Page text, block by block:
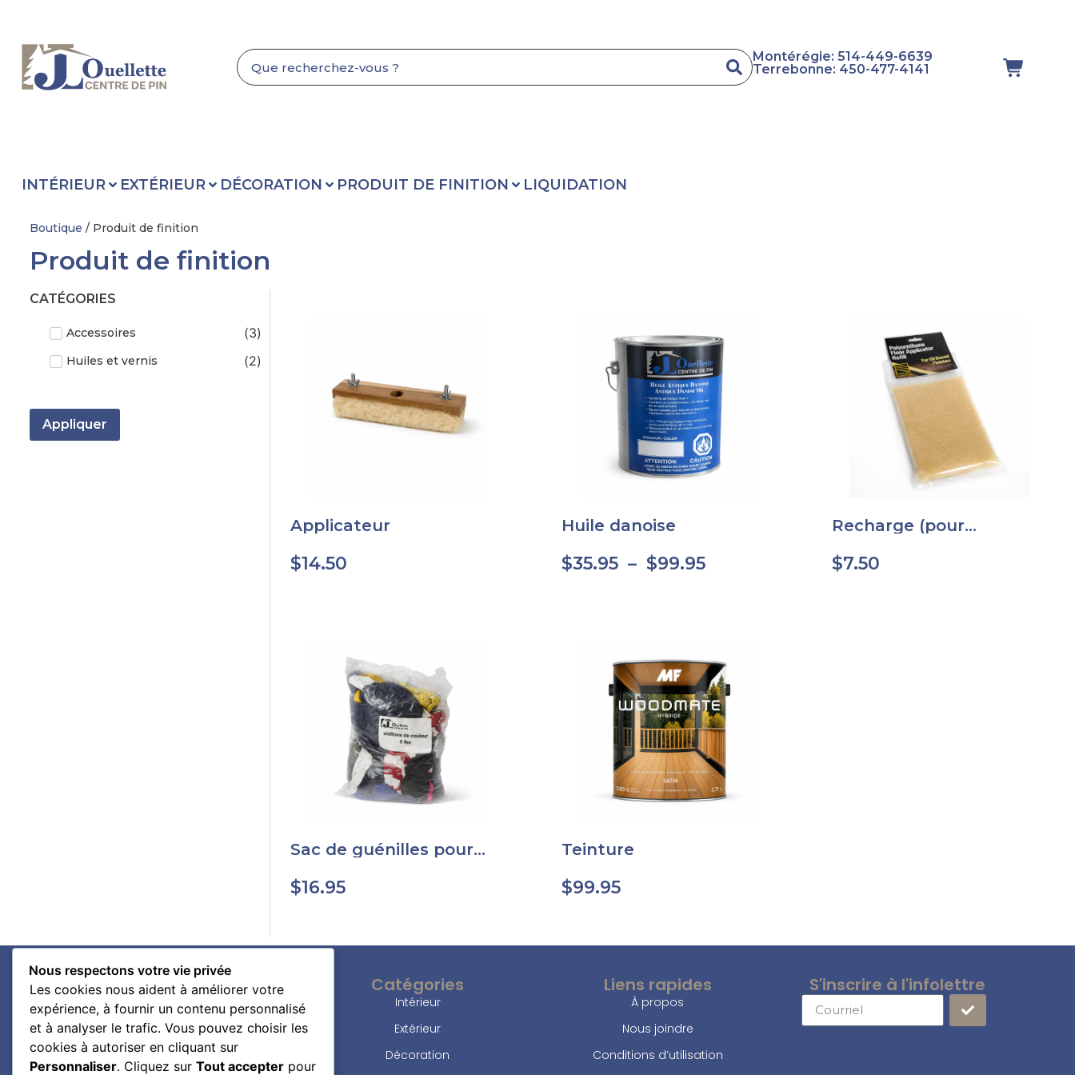
Montérégie: 514-449-6639
Terrebonne: 450-477-4141
INTÉRIEUR EXTÉRIEUR DÉCORATION PRODUIT DE FINITION LIQUIDATION
Boutique / Produit de finition
Produit de finition
CATÉGORIES
Accessoires (3)
Huiles et vernis (2)
Appliquer
Applicateur
$14.50
Huile danoise
$35.95 – $99.95
Recharge (pour
$7.50
Sac de guénilles pour
$16.95
Teinture
$99.95
Catégories
Intérieur
Extérieur
Décoration
Liens rapides
À propos
Nous joindre
Conditions d’utilisation
S'inscrire à l'infolettre
Nous respectons votre vie privée
Les cookies nous aident à améliorer votre
expérience, à fournir un contenu personnalisé
et à analyser le trafic. Vous pouvez choisir les
cookies à autoriser en cliquant sur
Personnaliser. Cliquez sur Tout accepter pour